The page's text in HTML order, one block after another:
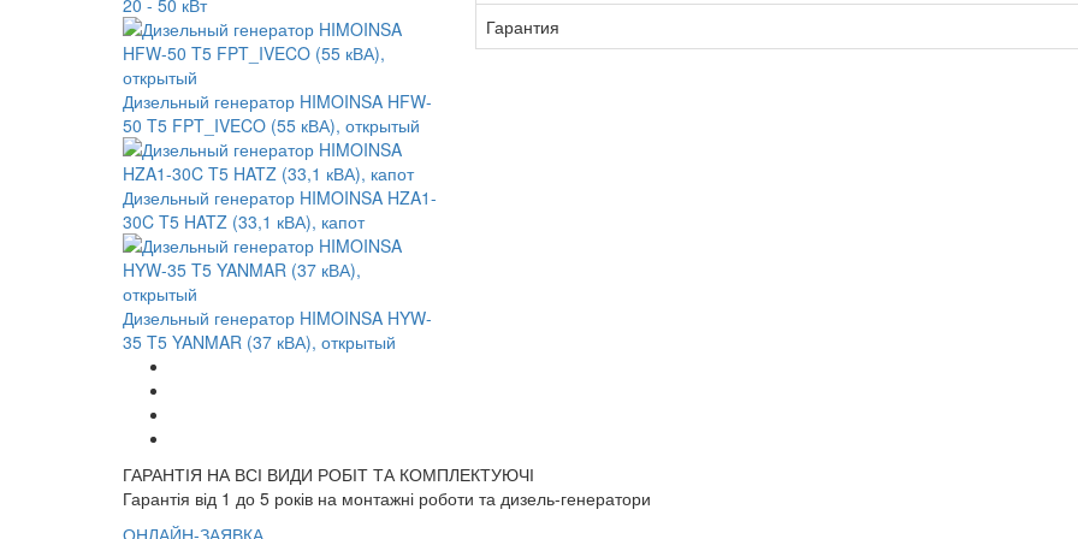
20 - 50 кВт
Дизельный генератор HIMOINSA HFW-
50 T5 FPT_IVECO (55 кВА), открытый
Дизельный генератор HIMOINSA HZA1-
30C T5 HATZ (33,1 кВА), капот
Дизельный генератор HIMOINSA HYW-
35 T5 YANMAR (37 кВА), открытый
Гарантия
ГАРАНТІЯ НА ВСІ ВИДИ РОБІТ ТА КОМПЛЕКТУЮЧІ
Гарантія від 1 до 5 років на монтажні роботи та дизель-генератори